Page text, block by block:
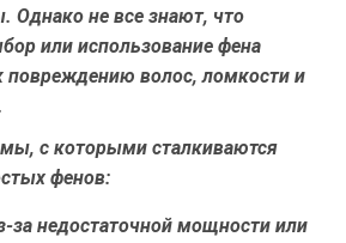
Однако не все знают, что
или использование фена
повреждению волос, ломкости и
с которыми сталкиваются
фенов:
за недостаточной мощности или